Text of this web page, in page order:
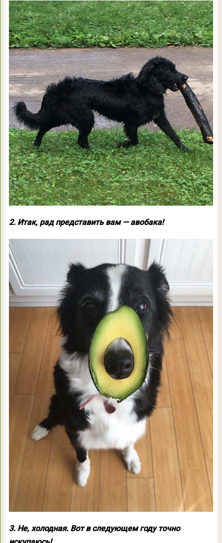
2. Итак, рад представить вам — авобака!
3. Не, холодная. Вот в следующем году точно